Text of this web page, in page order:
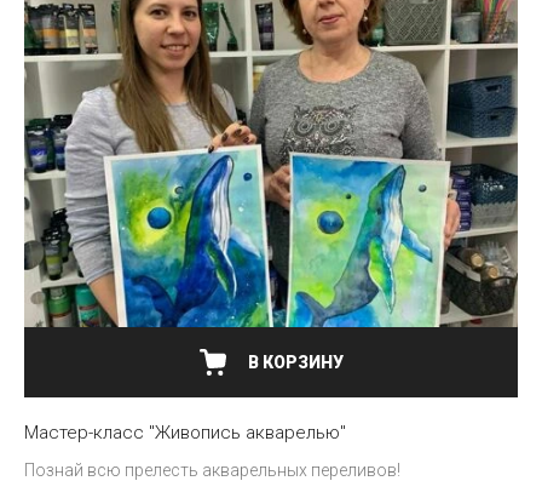
В КОРЗИНУ
Мастер-класс "Живопись акварелью"
Познай всю прелесть акварельных переливов!